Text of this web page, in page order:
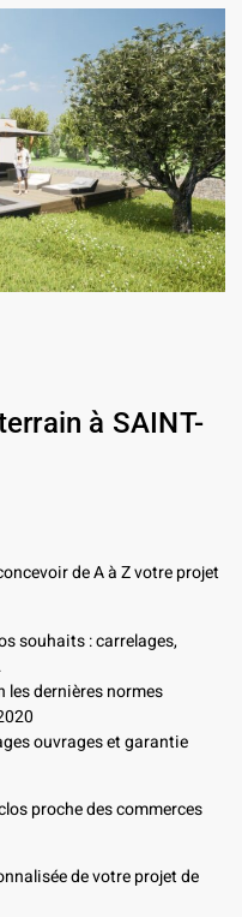
à SAINT-
de A à Z votre projet
souhaits : carrelages,
dernières normes
ouvrages et garantie
proche des commerces
de votre projet de